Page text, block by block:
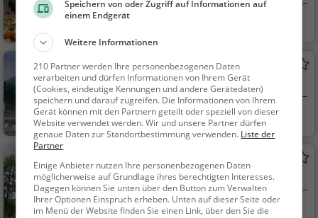
Salzburg, Österreic
h
Mönchsbergblick
Aussichtspunkt in Salzburg
Salzburg, Österreic
h
Aussichtspunkt, F
amilie & Kinder, Natu
Christuskirche
Kathedrale / Dom in Salzburg
Salzburg, Österreic
Familie & Kinder,
Speichern von oder Zugriff auf Informationen auf
einem Endgerät
Weitere Informationen
210 Partner werden Ihre personenbezogenen Daten
verarbeiten und dürfen Informationen von Ihrem Gerät
(Cookies, eindeutige Kennungen und andere Gerätedaten)
speichern und darauf zugreifen. Die Informationen von Ihrem
Gerät können mit den Partnern geteilt oder speziell von dieser
Website verwendet werden. Wir und unsere Partner dürfen
genaue Daten zur Standortbestimmung verwenden. Liste der
Partner
Einige Anbieter nutzen Ihre personenbezogenen Daten
möglicherweise auf Grundlage ihres berechtigten Interesses.
Dagegen können Sie unten über den Button zum Verwalten
Ihrer Optionen Einspruch erheben. Unten auf dieser Seite oder
im Menü der Website finden Sie einen Link, über den Sie die